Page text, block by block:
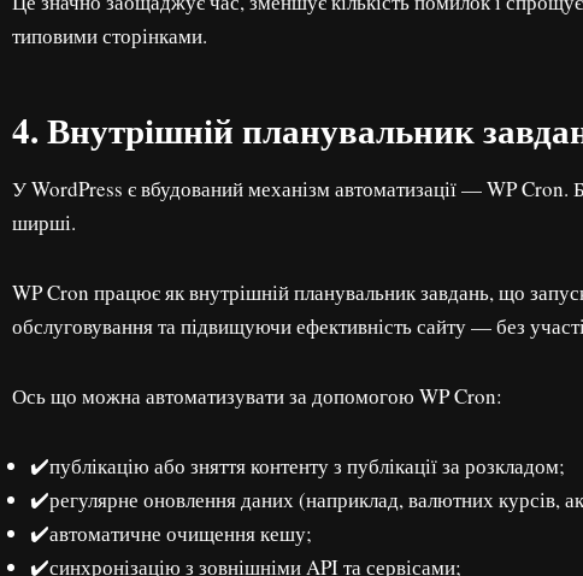
типовими сторінками.
4. Внутрішній планувальник
У WordPress є вбудований механізм автоматизації — WP Cron.
ширші.
WP Cron працює як внутрішній планувальник завдань, що
обслуговування та підвищуючи ефективність сайту — без
Ось що можна автоматизувати за допомогою WP Cron:
✔️публікацію або зняття контенту з публікації за розкладом;
✔️регулярне оновлення даних (наприклад, валютних курсів,
✔️автоматичне очищення кешу;
✔️синхронізацію з зовнішніми API та сервісами;